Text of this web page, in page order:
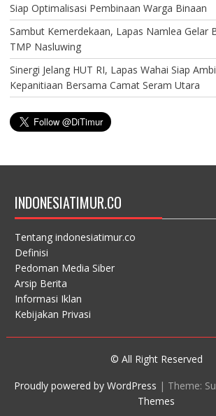
Siap Optimalisasi Pembinaan Warga Binaan
Sambut Kemerdekaan, Lapas Namlea Gelar
TMP Nasluwing
Sinergi Jelang HUT RI, Lapas Wahai Siap
Kepanitiaan Bersama Camat Seram Utara
INDONESIATIMUR.CO
Tentang indonesiatimur.co
Definisi
Pedoman Media Siber
Arsip Berita
Informasi Iklan
Kebijakan Privasi
© All Right Reserved
Proudly powered by WordPress | Theme:
Themes